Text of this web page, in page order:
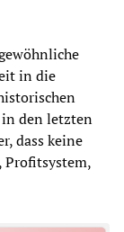
in die
in den letzten
dass keine
Profitsystem,